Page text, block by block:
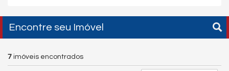
Encontre seu Imóvel
7 imóveis encontrados